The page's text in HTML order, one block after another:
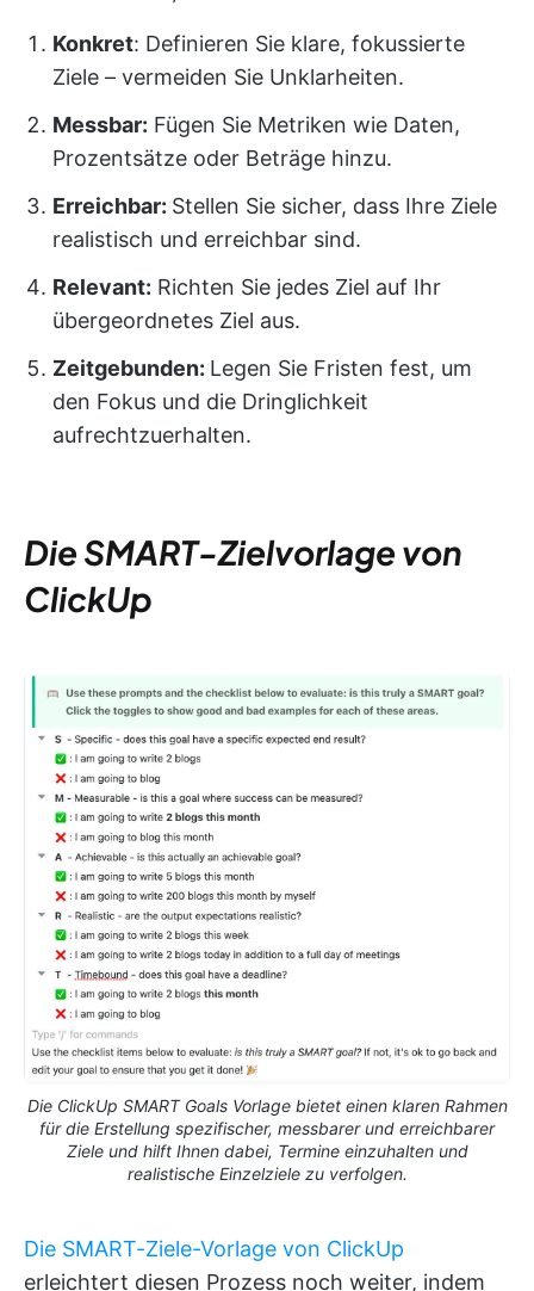
Konkret: Definieren Sie klare, fokussierte
Ziele – vermeiden Sie Unklarheiten.
Messbar: Fügen Sie Metriken wie Daten,
Prozentsätze oder Beträge hinzu.
Erreichbar: Stellen Sie sicher, dass Ihre Ziele
realistisch und erreichbar sind.
Relevant: Richten Sie jedes Ziel auf Ihr
übergeordnetes Ziel aus.
Zeitgebunden: Legen Sie Fristen fest, um
den Fokus und die Dringlichkeit
aufrechtzuerhalten.
Die SMART-Zielvorlage von
ClickUp
Die ClickUp SMART Goals Vorlage bietet einen klaren Rahmen
für die Erstellung spezifischer, messbarer und erreichbarer
Ziele und hilft Ihnen dabei, Termine einzuhalten und
realistische Einzelziele zu verfolgen.
Die SMART-Ziele-Vorlage von ClickUp
erleichtert diesen Prozess noch weiter, indem